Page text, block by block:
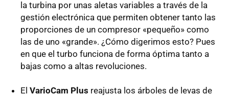
la turbina por unas aletas variables a través de la
gestión electrónica que permiten obtener tanto las
proporciones de un compresor «pequeño» como
las de uno «grande». ¿Cómo digerimos esto? Pues
en que el turbo funciona de forma óptima tanto a
bajas como a altas revoluciones.
El VarioCam Plus reajusta los árboles de levas de